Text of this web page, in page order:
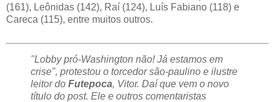
(161), Leônidas (142), Raí (124), Luís Fabiano (118) e
Careca (115), entre muitos outros.
"Lobby pró-Washington não! Já estamos em
crise", protestou o torcedor são-paulino e ilustre
leitor do Futepoca, Vitor. Daí que vem o novo
título do post. Ele e outros comentaristas